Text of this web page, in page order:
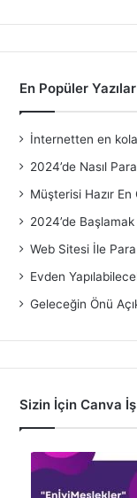
En Popüler Yazılar
İnternetten en
2024’de Nasıl
Müşterisi Hazır
2024’de
Web Sitesi İle
Evden
Geleceğin Önü
Sizin İçin Canva İş